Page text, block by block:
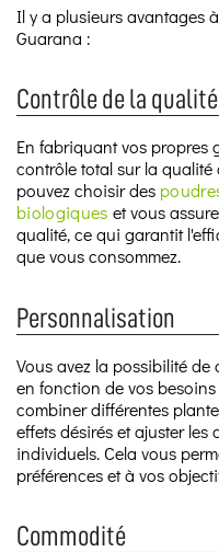
Il y a plusieurs avantages
Guarana :
Contrôle de la qualité
En fabriquant vos propres
contrôle total sur la qualité
pouvez choisir des
biologiques et vous
qualité, ce qui garantit
que vous consommez.
Personnalisation
Vous avez la possibilité de
en fonction de vos
combiner différentes
effets désirés et ajuster
individuels. Cela vous
préférences et à vos
Commodité